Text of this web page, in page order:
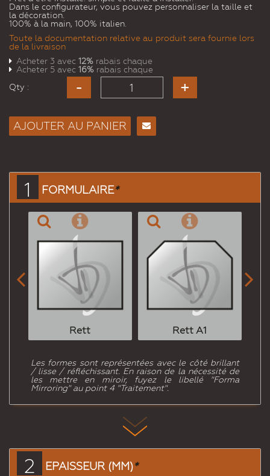
Dans le configurateur, vous pouvez personnaliser la taille et
la décoration.
100% à la main, 100% italien.
Toute la documentation relative au produit sera fournie lors
de la livraison
Acheter 3 avec 12% rabais chaque
Acheter 5 avec 16% rabais chaque
Qty :
AJOUTER AU PANIER
1 FORMULAIRE*
Rett Rett A1
 
Les formes sont représentées avec le côté brillant
/ lisse / réfléchissant. En raison de la nécessité de
les mettre en miroir, fuyez le libellé "Forma
Mirroring" au point 4 "Traitement".
2 EPAISSEUR (MM)*